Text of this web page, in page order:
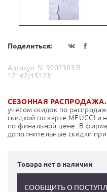
Поделиться:
Артикул: SL 9202303 R
12162/151231
СЕЗОННАЯ РАСПРОДАЖА.
учетом скидок по
скидкой по карте MEUCCI и
по финальной цене. В
дополнительные скидки
Товара нет в наличии
СООБЩИТЬ О